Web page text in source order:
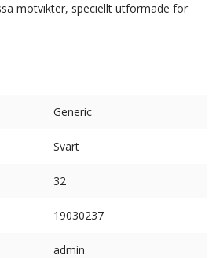
motvikter, speciellt utformade för
Generic
Svart
32
19030237
admin